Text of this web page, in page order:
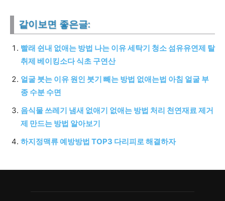
같이보면 좋은글:
빨래 쉰내 없애는 방법 나는 이유 세탁기 청소 섬유유연제 탈
취제 베이킹소다 식초 구연산
얼굴 붓는 이유 원인 붓기 빼는 방법 없애는법 아침 얼굴 부
종 수분 수면
음식물 쓰레기 냄새 없애기 없애는 방법 처리 천연재료 제거
제 만드는 방법 알아보기
하지정맥류 예방방법 TOP3 다리피로 해결하자